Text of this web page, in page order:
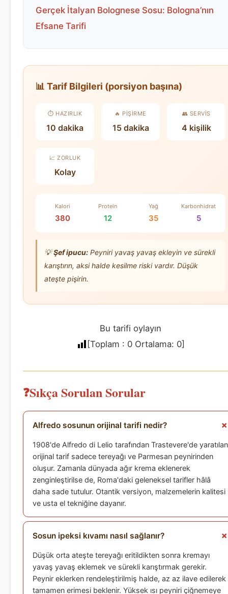
Gerçek İtalyan Bolognese Sosu: Bologna’nın
Efsane Tarifi
📊 Tarif Bilgileri (porsiyon başına)
⏱️ HAZIRLIK
10 dakika
🔥 PIŞIRME
15 dakika
👥 SERVIS
4 kişilik
📈 ZORLUK
Kolay
Kalori
380
Protein
12
Yağ
35
Karbonhidrat
5
💡Şef ipucu: Peyniri yavaş yavaş ekleyin ve sürekli
karıştırın, aksi halde kesilme riski vardır. Düşük
ateşte pişirin.
Bu tarifi oylayın
[Toplam : 0Ortalama: 0]
Sıkça Sorulan Sorular
Alfredo sosunun orijinal tarifi nedir?
1908'de Alfredo di Lelio tarafından Trastevere'de yaratılan
orijinal tarif sadece tereyağı ve Parmesan peynirinden
oluşur. Zamanla dünyada ağır krema eklenerek
zenginleştirilse de, Roma'daki geleneksel tarifler hâlâ
daha sade tutulur. Otantik versiyon, malzemelerin kalitesi
ve usta el tekniğine dayanır.
Sosun ipeksi kıvamı nasıl sağlanır?
Düşük orta ateşte tereyağı eritildikten sonra kremayı
yavaş yavaş eklemek ve sürekli karıştırmak gerekir.
Peynir eklerken rendeleştirilmiş halde, az az ilave edilerek
tamamen erimesi beklenir. Yüksek ısı peyniri çiğnemeye